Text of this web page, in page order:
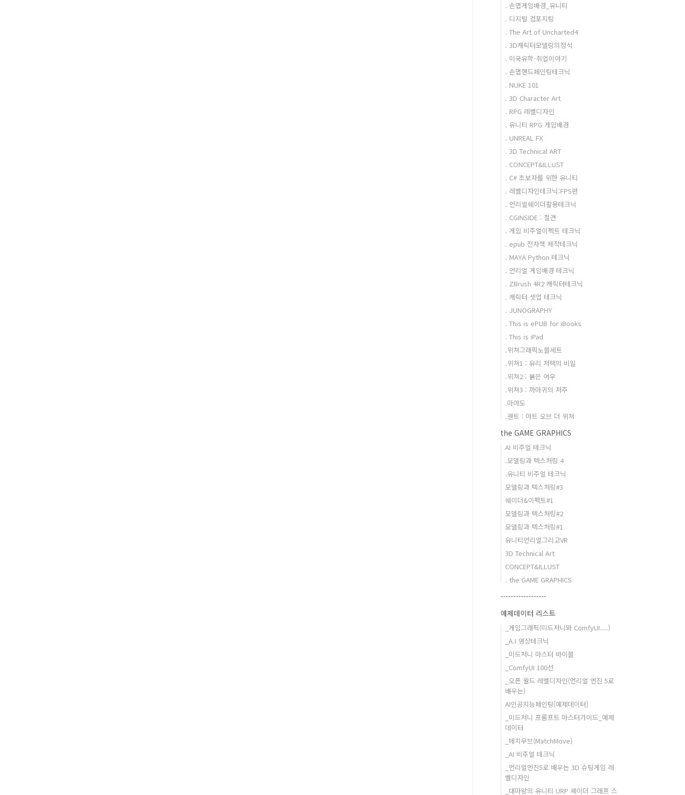
. 손맵게임배경_유니티
. 디지털 컴포지팅
. The Art of Uncharted4
. 3D캐릭터모델링의정석
. 미국유학-취업이야기
. 손맵핸드페인팅테크닉
. NUKE 101
. 3D Character Art
. RPG 레벨디자인
. 유니티 RPG 게임배경
. UNREAL FX
. 3D Technical ART
. CONCEPT&ILLUST
. C# 초보자를 위한 유니티
. 레벨디자인테크닉:FPS편
. 언리얼쉐이더활용테크닉
. CGINSIDE : 철견
. 게임 비주얼이펙트 테크닉
. epub 전자책 제작테크닉
. MAYA Python 테크닉
. 언리얼 게임배경 테크닉
. ZBrush 4R2 캐릭터테크닉
. 캐릭터 셋업 테크닉
. JUNOGRAPHY
. This is ePUB for iBooks
. This is iPad
.위쳐그래픽노블세트
.위쳐1 : 유리 저택의 비밀
.위쳐2 : 붉은 여우
.위쳐3 : 까마귀의 저주
.마야도
.궨트 : 아트 오브 더 위쳐
the GAME GRAPHICS
AI 비주얼 테크닉
.모델링과 텍스처링 4
.유니티 비주얼 테크닉
모델링과 텍스처링#3
쉐이더&이펙트#1
모델링과 텍스처링#2
모델링과 텍스처링#1
유니티언리얼그리고VR
3D Technical Art
CONCEPT&ILLUST
. the GAME GRAPHICS
------------------
예제데이터 리스트
_게임그래픽(미드저니와 ComfyUI....)
_A.I 영상테크닉
_미드저니 마스터 바이블
_ComfyUI 100선
_오픈 월드 레벨디자인(언리얼 엔진 5로
배우는)
AI인공지능페인팅[예제데이터]
_미드저니 프롬프트 마스터가이드_예제
데이터
_매치무브(MatchMove)
_AI 비주얼 테크닉
_언리얼엔진5로 배우는 3D 슈팅게임 레
벨디자인
_대마왕의 유니티 URP 셰이더 그래프 스